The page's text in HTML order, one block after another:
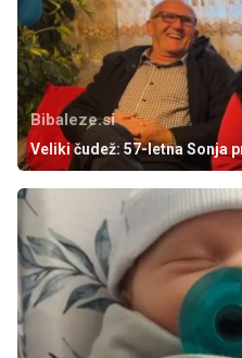
Bibaleze.si
Veliki čudež: 57-letna Sonja